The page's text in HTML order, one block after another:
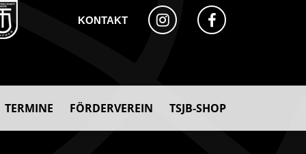
KONTAKT
TERMINE FÖRDERVEREIN TSJB-SHOP